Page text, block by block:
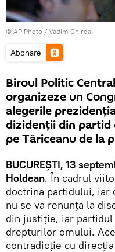
© AP Photo / Vadim Ghirda
Abonare
Biroul Politic
organizeze un
alegerile
dizidenții din partid
pe Tăriceanu de la
BUCUREȘTI, 13
Holdean. În cadrul
doctrina partidului, iar
nu se va renunța la
din justiție, iar partidul
drepturilor omului.
contradicție cu